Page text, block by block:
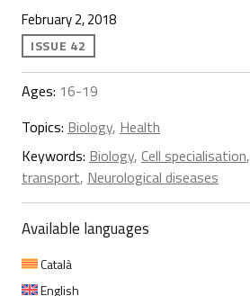
February 2, 2018
ISSUE 42
Ages: 16-19
Topics: Biology, Health
Keywords: Biology, Cell specialisation,
transport, Neurological diseases
Available languages
Català
English